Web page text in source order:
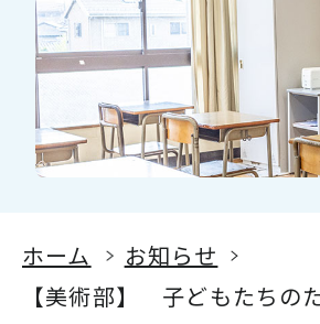
ホーム
お知らせ
【美術部】 子どもたちの